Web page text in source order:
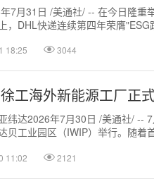
年7月31日 /美通社/ -- 在今日隆
，DHL快递连续第四年荣膺
18:25 3044
工海外新能源工厂正
纬达2026年7月30日 /美通社/ --
贝工业园区（IWIP）举行。随着
11:02 2121